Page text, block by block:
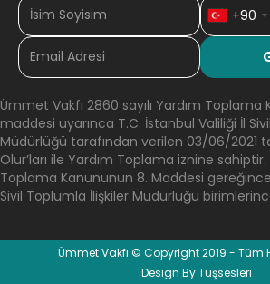
+90
Ümmet Vakfı 2860 sayılı Yardım Toplama
maddesi uyarınca T.C. İstanbul Valiliği İl
Müdürlüğü tarafından verilen 03/06/2021
Olur’ları ile Yardım Toplama iznine sahiptir.
Toplama Kanununun 8. Maddesi
Sivil Toplumla İlişkiler Müdürlüğü
Ümmet Vakfı © Copyright 2019 - Tüm
Design By Tuşsesleri